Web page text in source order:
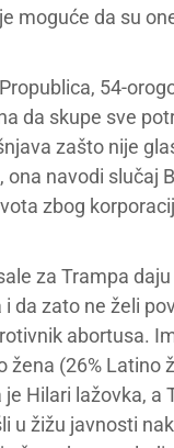
moguće da su
54-
da skupe sve
zašto nije
navodi slučaj
zbog
za Trampa
da zato ne želi
abortusa.
(26% Latino
Hilari lažovka, a
u žižu javnosti